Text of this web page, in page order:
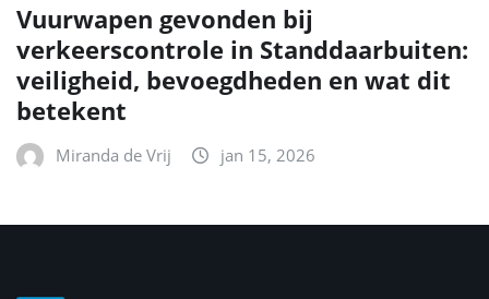
Vuurwapen gevonden bij
verkeerscontrole in Standdaarbuiten:
veiligheid, bevoegdheden en wat dit
betekent
Miranda de Vrij jan 15, 2026